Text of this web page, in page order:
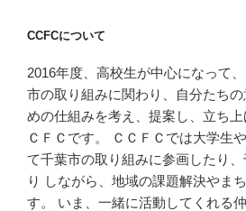
ン
CCFCについて
2016年度、高校生が中心になって
市の取り組みに関わり、自分たち
めの仕組みを考え、提案し、立ち
ＣＦＣです。 ＣＣＦＣでは大学生
て千葉市の取り組みに参画したり
り しながら、地域の課題解決やま
す。 いま、一緒に活動してくれる